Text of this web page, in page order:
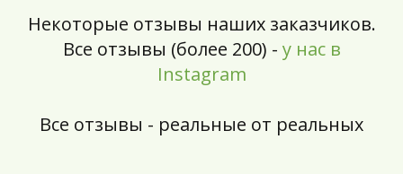
Некоторые отзывы наших заказчиков.
Все отзывы (более 200) - у нас в
Instagram
Все отзывы - реальные от реальных